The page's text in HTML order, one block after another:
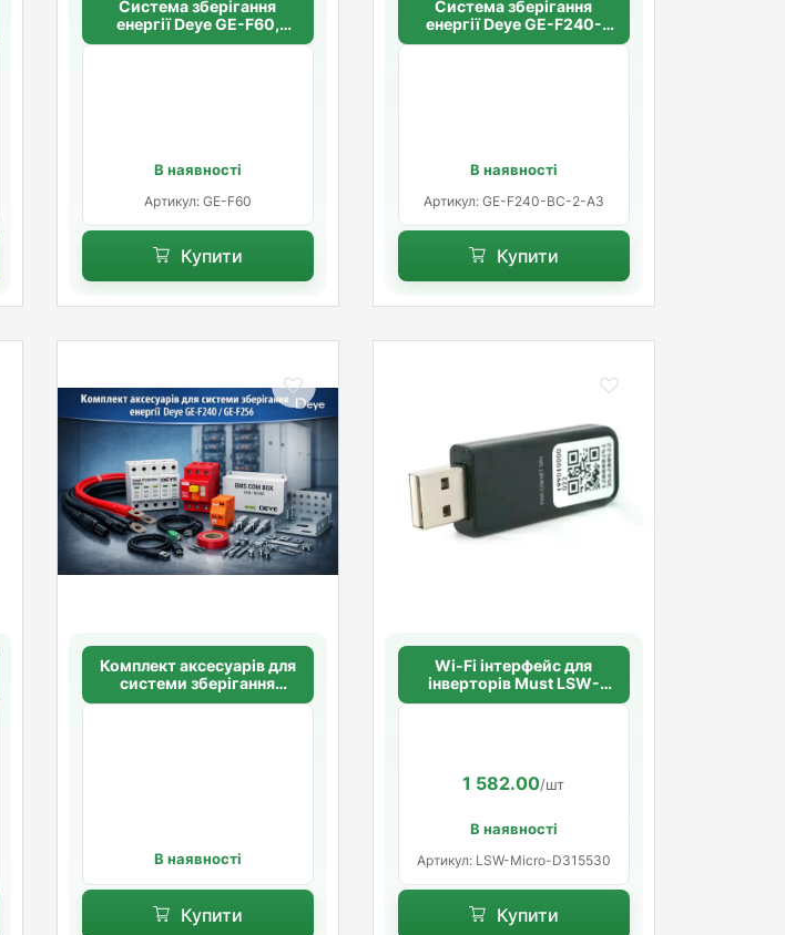
Система зберігання
енергії Deye GE-F60,
61.44kWh
В наявності
Артикул: GE-F60
Купити
Система зберігання
енергії Deye GE-F240-
BC-2-A3, 240kWh
В наявності
Артикул: GE-F240-BC-2-A3
Купити
Комплект аксесуарів для
системи зберігання
енергії Deye GE-F240/GE-
В наявності
Купити
Wi-Fi інтерфейс для
інверторів Must LSW-
Micro- D315530
1 582.00/шт
В наявності
Артикул: LSW-Micro-D315530
Купити